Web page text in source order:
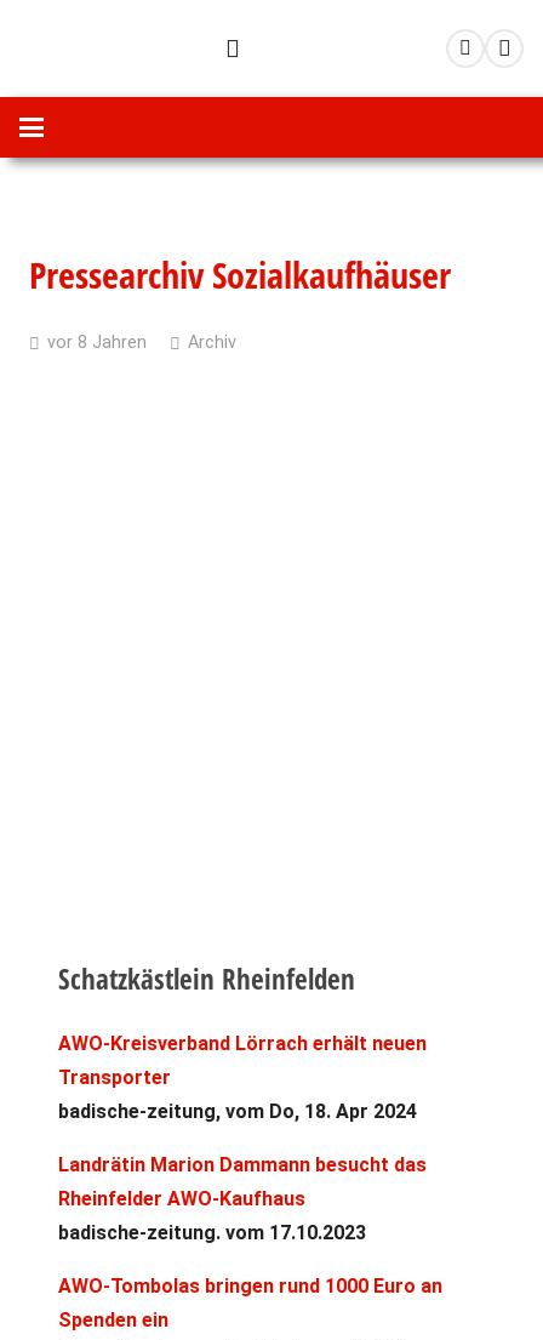
Pressearchiv Sozialkaufhäuser
vor 8 Jahren Archiv
Schatzkästlein Rheinfelden
AWO-Kreisverband Lörrach erhält neuen
Transporter
badische-zeitung, vom Do, 18. Apr 2024
Landrätin Marion Dammann besucht das
Rheinfelder AWO-Kaufhaus
badische-zeitung. vom 17.10.2023
AWO-Tombolas bringen rund 1000 Euro an
Spenden ein